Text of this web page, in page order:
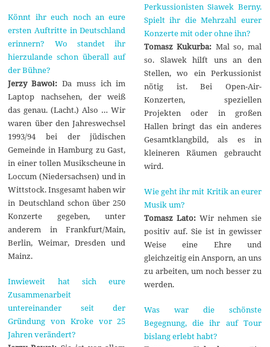
Könnt ihr euch noch an eure
ersten Auftritte in Deutschland
erinnern? Wo standet ihr
hierzulande schon überall auf
der Bühne?
Jerzy Bawoł: Da muss ich im
Laptop nachsehen, der weiß
das genau. (Lacht.) Also … Wir
waren über den Jahreswechsel
1993/94 bei der jüdischen
Gemeinde in Hamburg zu Gast,
in einer tollen Musikscheune in
Loccum (Niedersachsen) und in
Wittstock. Insgesamt haben wir
in Deutschland schon über 250
Konzerte gegeben, unter
anderem in Frankfurt/Main,
Berlin, Weimar, Dresden und
Mainz.
Inwieweit hat sich eure
Zusammenarbeit
untereinander seit der
Gründung von Kroke vor 25
Jahren verändert?
Perkussionisten Sławek Berny.
Spielt ihr die Mehrzahl eurer
Konzerte mit oder ohne ihn?
Tomasz Kukurba:Mal so, mal
so. Slawek hilft uns an den
Stellen, wo ein Perkussionist
nötig ist. Bei Open-Air-
Konzerten, speziellen
Projekten oder in großen
Hallen bringt das ein anderes
Gesamtklangbild, als es in
kleineren Räumen gebraucht
wird.
Wie geht ihr mit Kritik an eurer
Musik um?
Tomasz Lato:Wir nehmen sie
positiv auf. Sie ist in gewisser
Weise eine Ehre und
gleichzeitig ein Ansporn, an uns
zu arbeiten, um noch besser zu
werden.
Was war die schönste
Begegnung, die ihr auf Tour
bislang erlebt habt?